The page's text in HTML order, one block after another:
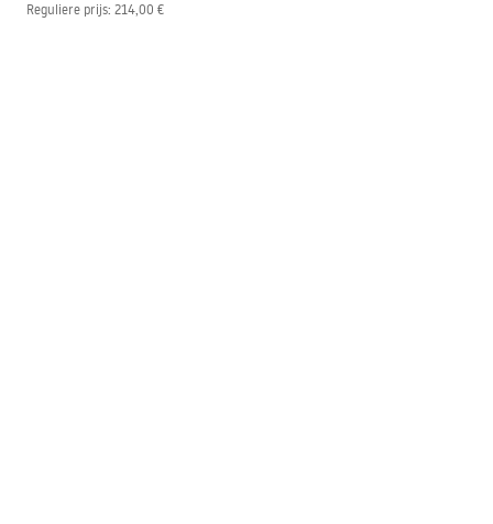
Reguliere prijs: 214,00 €